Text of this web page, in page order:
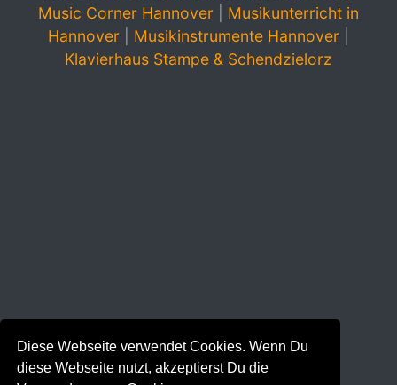
Diese Webseite verwendet Cookies. Wenn Du
diese Webseite nutzt, akzeptierst Du die
Music Corner Hannover
Musikunterricht in
Hannover
Musikinstrumente Hannover
Klavierhaus Stampe & Schendzielorz